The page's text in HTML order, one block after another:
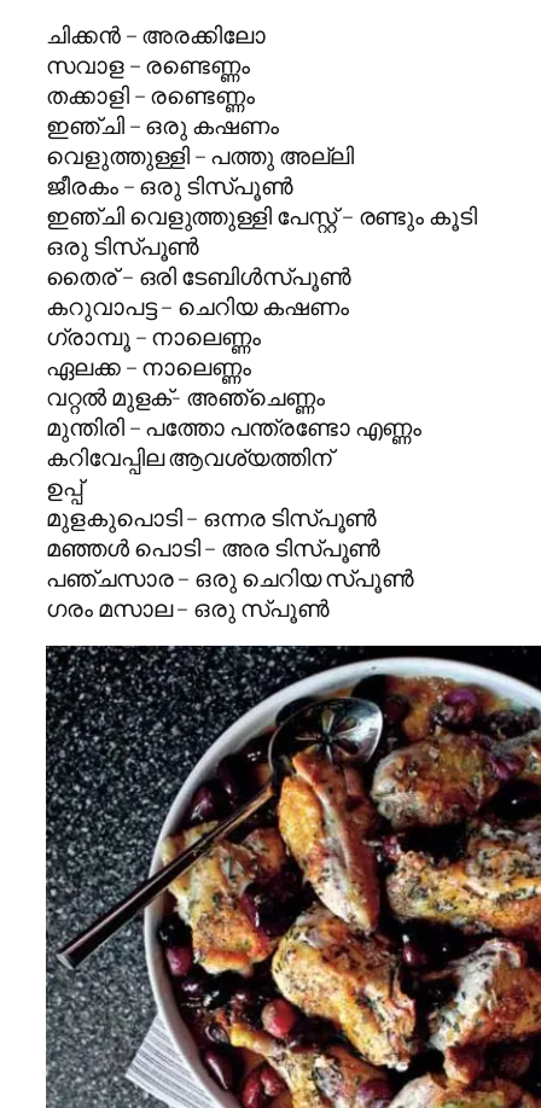
ചിക്കൻ – അരക്കിലോ
സവാള – രണ്ടെണ്ണം
തക്കാളി – രണ്ടെണ്ണം
ഇഞ്ചി – ഒരു കഷണം
വെളുത്തുള്ളി – പത്തു അല്ലി
ജീരകം – ഒരു ടിസ്പൂണ്‍
ഇഞ്ചി വെളുത്തുള്ളി പേസ്റ്റ് – രണ്ടും കൂടി
ഒരു ടിസ്പൂണ്‍
തൈര് – ഒരി ടേബിള്‍സ്പൂണ്‍
കറുവാപട്ട – ചെറിയ കഷണം
ഗ്രാമ്പൂ – നാലെണ്ണം
ഏലക്ക – നാലെണ്ണം
വറ്റൽ മുളക്- അഞ്ചെണ്ണം
മുന്തിരി – പത്തോ പന്ത്രണ്ടോ എണ്ണം
കറിവേപ്പില ആവശ്യത്തിന്
ഉപ്പ്
മുളകുപൊടി – ഒന്നര ടിസ്പൂണ്‍
മഞ്ഞൾ പൊടി – അര ടിസ്പൂണ്‍
പഞ്ചസാര – ഒരു ചെറിയ സ്പൂണ്‍
ഗരം മസാല – ഒരു സ്പൂണ്‍